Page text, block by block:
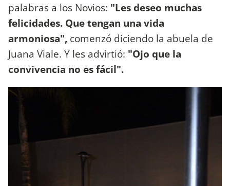
palabras a los Novios: "Les deseo muchas
felicidades. Que tengan una vida
armoniosa", comenzó diciendo la abuela de
Juana Viale. Y les advirtió: "Ojo que la
convivencia no es fácil".